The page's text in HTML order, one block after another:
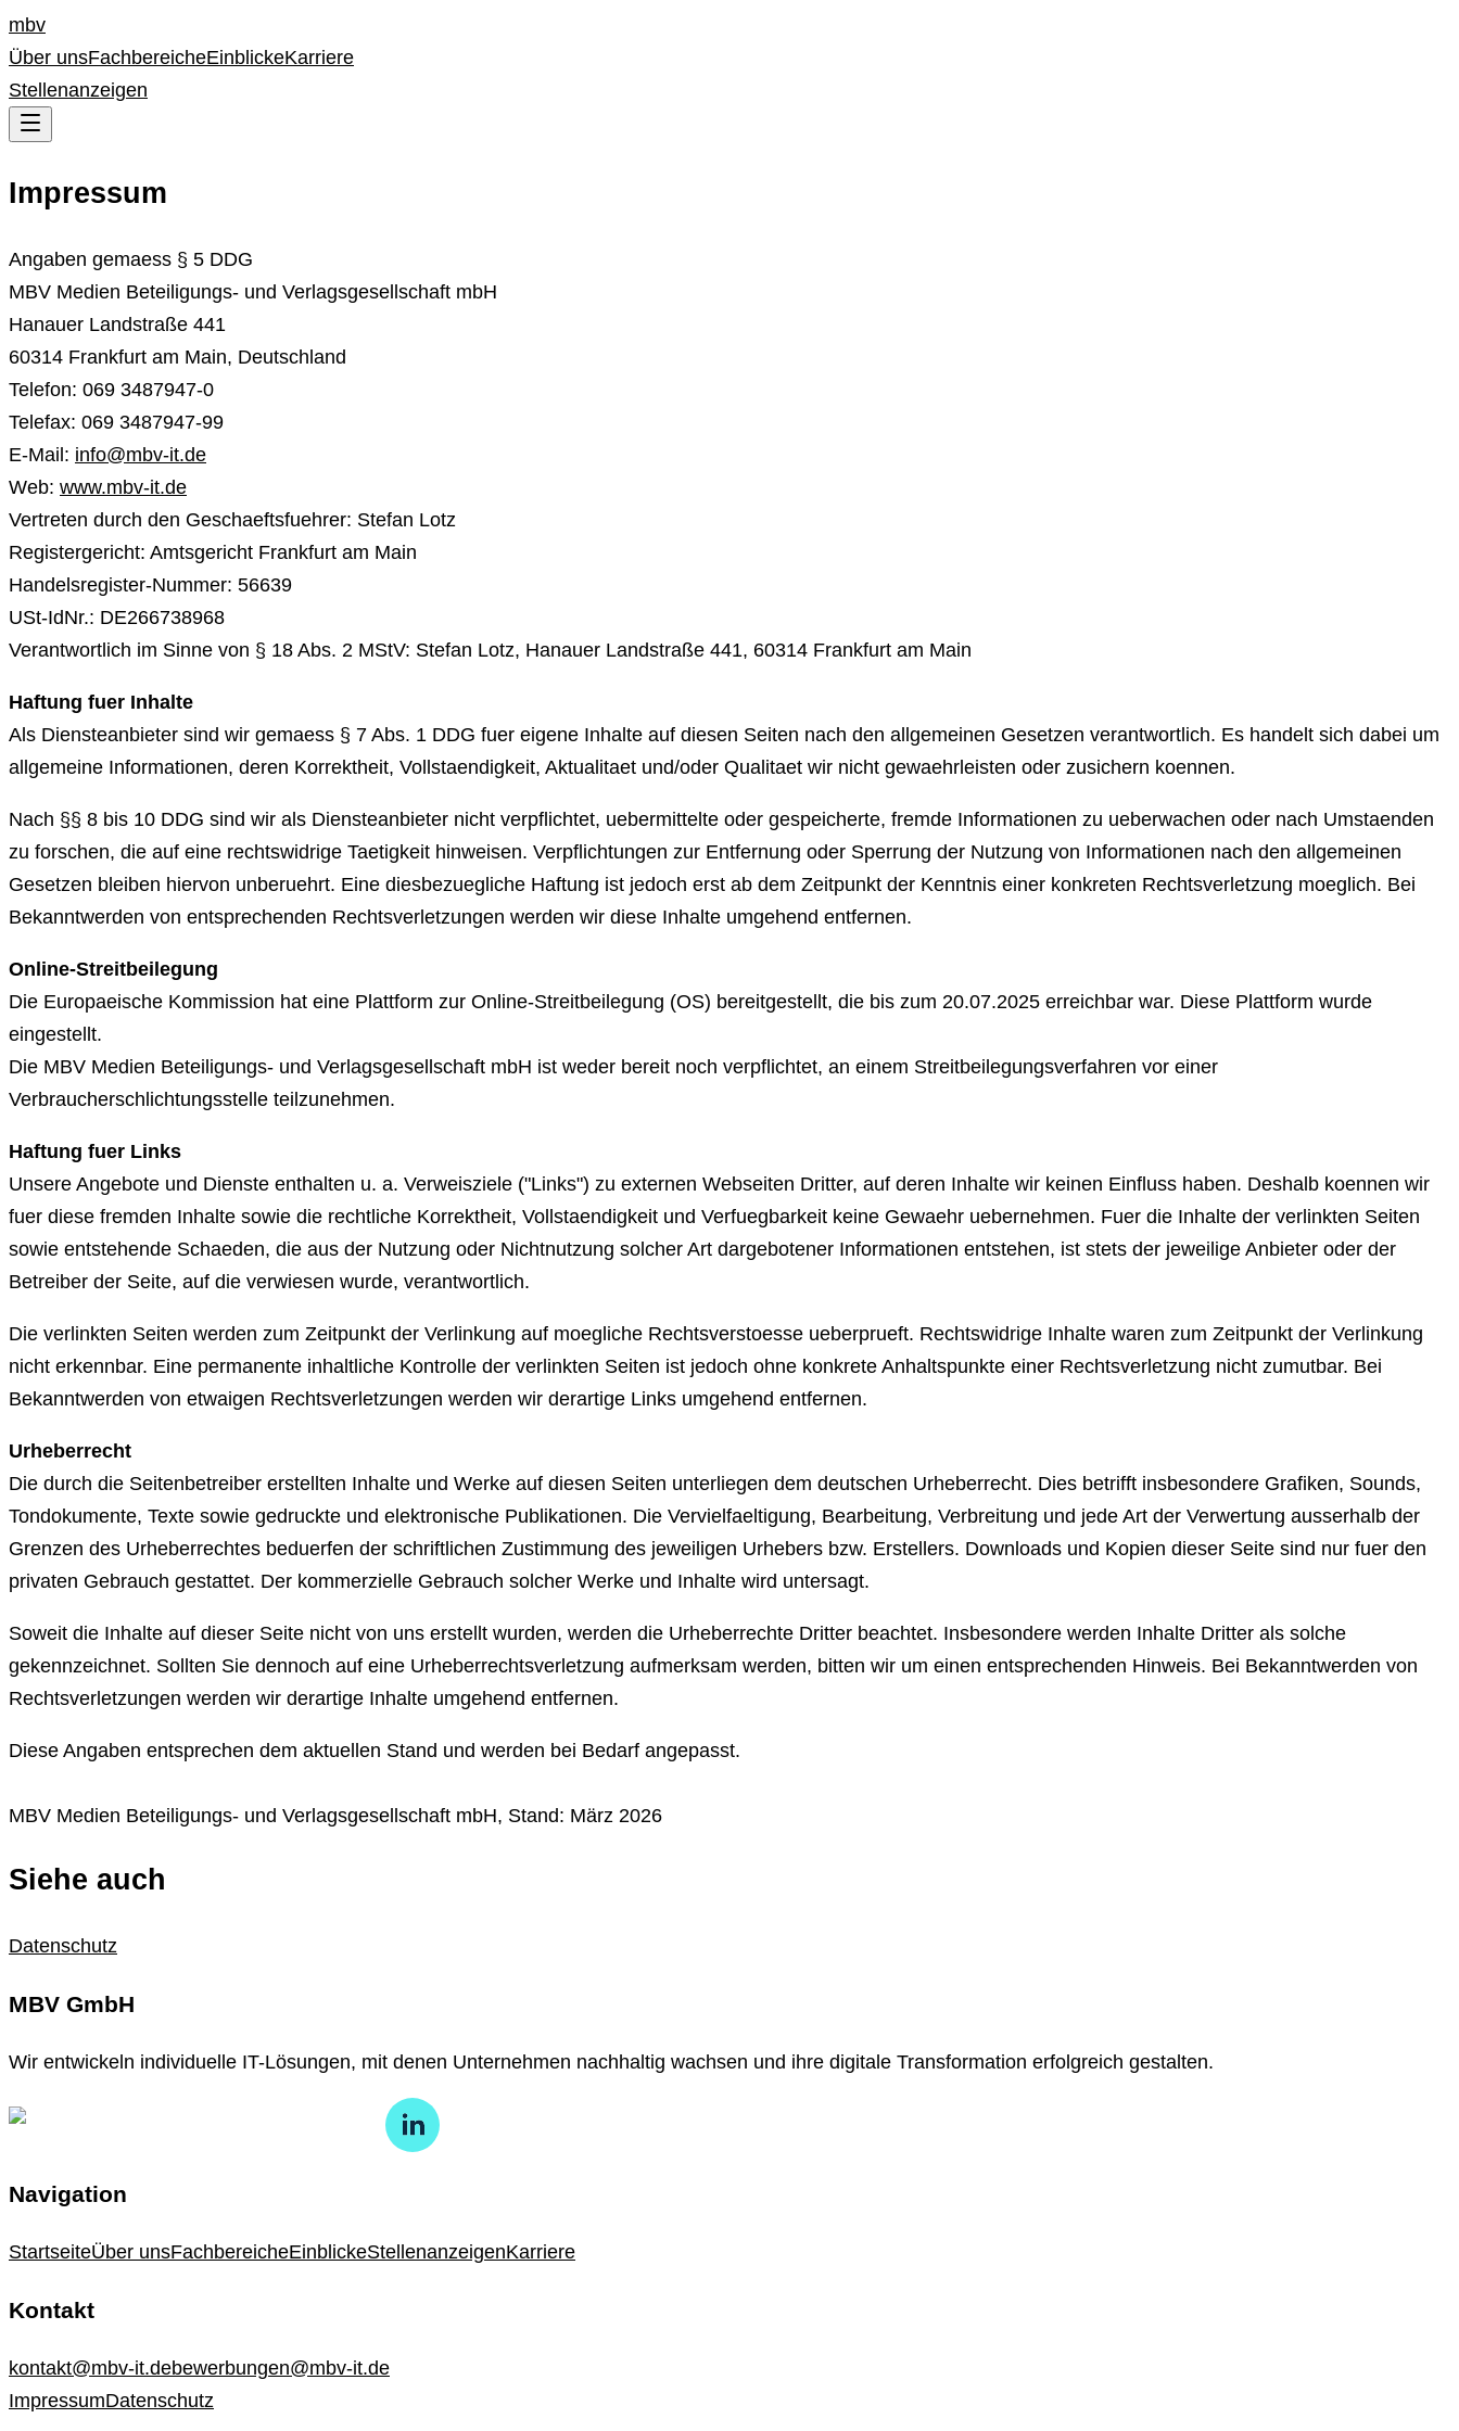
mbv
Über unsFachbereicheEinblickeKarriere
Stellenanzeigen
Impressum
Angaben gemaess § 5 DDG
MBV Medien Beteiligungs- und Verlagsgesellschaft mbH
Hanauer Landstraße 441
60314 Frankfurt am Main, Deutschland
Telefon: 069 3487947-0
Telefax: 069 3487947-99
E-Mail: info@mbv-it.de
Web: www.mbv-it.de
Vertreten durch den Geschaeftsfuehrer: Stefan Lotz
Registergericht: Amtsgericht Frankfurt am Main
Handelsregister-Nummer: 56639
USt-IdNr.: DE266738968
Verantwortlich im Sinne von § 18 Abs. 2 MStV: Stefan Lotz, Hanauer Landstraße 441, 60314 Frankfurt am Main
Haftung fuer Inhalte
Als Diensteanbieter sind wir gemaess § 7 Abs. 1 DDG fuer eigene Inhalte auf diesen Seiten nach den allgemeinen Gesetzen verantwortlich. Es handelt sich dabei um
allgemeine Informationen, deren Korrektheit, Vollstaendigkeit, Aktualitaet und/oder Qualitaet wir nicht gewaehrleisten oder zusichern koennen.
Nach §§ 8 bis 10 DDG sind wir als Diensteanbieter nicht verpflichtet, uebermittelte oder gespeicherte, fremde Informationen zu ueberwachen oder nach Umstaenden
zu forschen, die auf eine rechtswidrige Taetigkeit hinweisen. Verpflichtungen zur Entfernung oder Sperrung der Nutzung von Informationen nach den allgemeinen
Gesetzen bleiben hiervon unberuehrt. Eine diesbezuegliche Haftung ist jedoch erst ab dem Zeitpunkt der Kenntnis einer konkreten Rechtsverletzung moeglich. Bei
Bekanntwerden von entsprechenden Rechtsverletzungen werden wir diese Inhalte umgehend entfernen.
Online-Streitbeilegung
Die Europaeische Kommission hat eine Plattform zur Online-Streitbeilegung (OS) bereitgestellt, die bis zum 20.07.2025 erreichbar war. Diese Plattform wurde
eingestellt.
Die MBV Medien Beteiligungs- und Verlagsgesellschaft mbH ist weder bereit noch verpflichtet, an einem Streitbeilegungsverfahren vor einer
Verbraucherschlichtungsstelle teilzunehmen.
Haftung fuer Links
Unsere Angebote und Dienste enthalten u. a. Verweisziele ("Links") zu externen Webseiten Dritter, auf deren Inhalte wir keinen Einfluss haben. Deshalb koennen wir
fuer diese fremden Inhalte sowie die rechtliche Korrektheit, Vollstaendigkeit und Verfuegbarkeit keine Gewaehr uebernehmen. Fuer die Inhalte der verlinkten Seiten
sowie entstehende Schaeden, die aus der Nutzung oder Nichtnutzung solcher Art dargebotener Informationen entstehen, ist stets der jeweilige Anbieter oder der
Betreiber der Seite, auf die verwiesen wurde, verantwortlich.
Die verlinkten Seiten werden zum Zeitpunkt der Verlinkung auf moegliche Rechtsverstoesse ueberprueft. Rechtswidrige Inhalte waren zum Zeitpunkt der Verlinkung
nicht erkennbar. Eine permanente inhaltliche Kontrolle der verlinkten Seiten ist jedoch ohne konkrete Anhaltspunkte einer Rechtsverletzung nicht zumutbar. Bei
Bekanntwerden von etwaigen Rechtsverletzungen werden wir derartige Links umgehend entfernen.
Urheberrecht
Die durch die Seitenbetreiber erstellten Inhalte und Werke auf diesen Seiten unterliegen dem deutschen Urheberrecht. Dies betrifft insbesondere Grafiken, Sounds,
Tondokumente, Texte sowie gedruckte und elektronische Publikationen. Die Vervielfaeltigung, Bearbeitung, Verbreitung und jede Art der Verwertung ausserhalb der
Grenzen des Urheberrechtes beduerfen der schriftlichen Zustimmung des jeweiligen Urhebers bzw. Erstellers. Downloads und Kopien dieser Seite sind nur fuer den
privaten Gebrauch gestattet. Der kommerzielle Gebrauch solcher Werke und Inhalte wird untersagt.
Soweit die Inhalte auf dieser Seite nicht von uns erstellt wurden, werden die Urheberrechte Dritter beachtet. Insbesondere werden Inhalte Dritter als solche
gekennzeichnet. Sollten Sie dennoch auf eine Urheberrechtsverletzung aufmerksam werden, bitten wir um einen entsprechenden Hinweis. Bei Bekanntwerden von
Rechtsverletzungen werden wir derartige Inhalte umgehend entfernen.
Diese Angaben entsprechen dem aktuellen Stand und werden bei Bedarf angepasst.
MBV Medien Beteiligungs- und Verlagsgesellschaft mbH, Stand: März 2026
Siehe auch
Datenschutz
MBV GmbH
Wir entwickeln individuelle IT-Lösungen, mit denen Unternehmen nachhaltig wachsen und ihre digitale Transformation erfolgreich gestalten.
Navigation
StartseiteÜber unsFachbereicheEinblickeStellenanzeigenKarriere
Kontakt
kontakt@mbv-it.debewerbungen@mbv-it.de
ImpressumDatenschutz